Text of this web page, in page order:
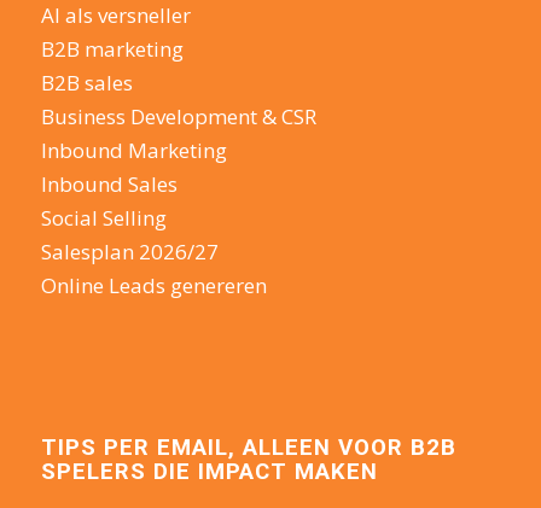
AI als versneller
B2B marketing
B2B sales
Business Development & CSR
Inbound Marketing
Inbound Sales
Social Selling
Salesplan 2026/27
Online Leads genereren
TIPS PER EMAIL, ALLEEN VOOR B2B
SPELERS DIE IMPACT MAKEN